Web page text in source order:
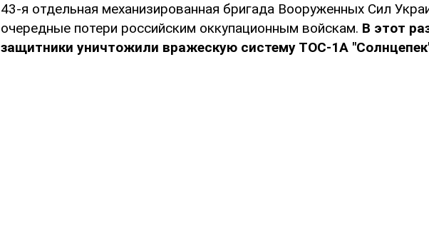
43-я отдельная механизированная бригада Вооруженных Сил
очередные потери российским оккупационным войскам. В этот
защитники уничтожили вражескую систему ТОС-1А